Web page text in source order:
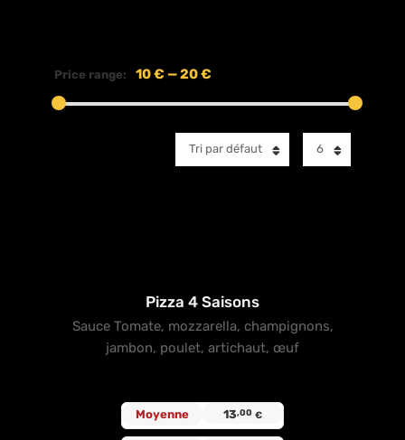
Price range: 10 € —20 €
6
Tri par défaut
Pizza 4 Saisons
Sauce Tomate, mozzarella, champignons,
jambon, poulet, artichaut, œuf
Moyenne 13,00 €